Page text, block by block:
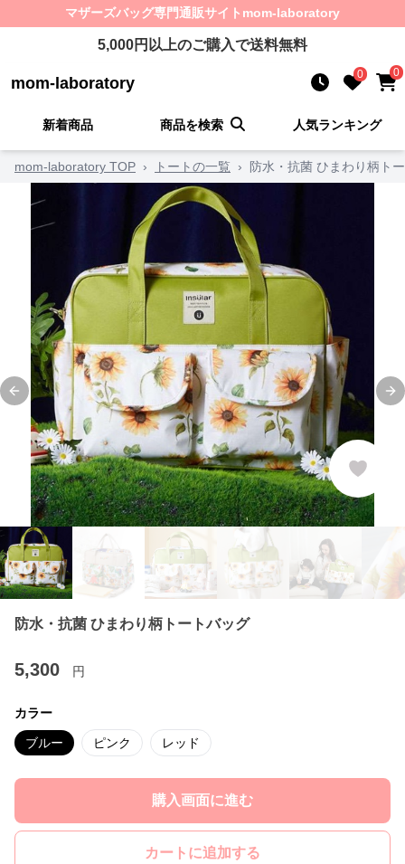
マザーズバッグ専門通販サイト mom-laboratory
5,000円以上のご購入で送料無料
mom-laboratory 0 0
新着商品 商品を検索 人気ランキング
mom-laboratory TOP › トートの一覧 › 防水・抗菌 ひまわり柄ト
Previous slide
防水・抗菌 ひまわり柄トートバッグ
5,300 円
カラー
ブルー ピンク レッド
購入画面に進む
カートに追加する